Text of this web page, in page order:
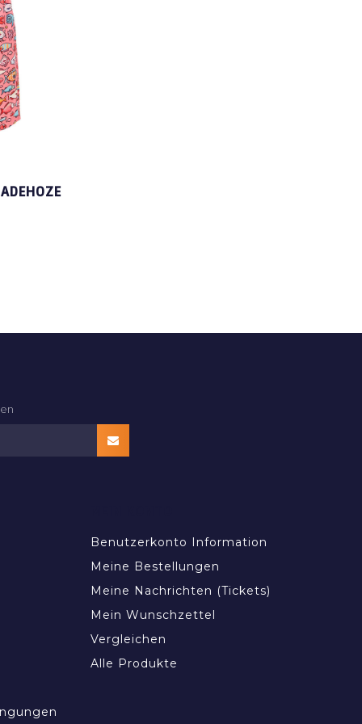
Benutzerkonto Information
Meine Bestellungen
Meine Nachrichten (Tickets)
Mein Wunschzettel
Vergleichen
Alle Produkte